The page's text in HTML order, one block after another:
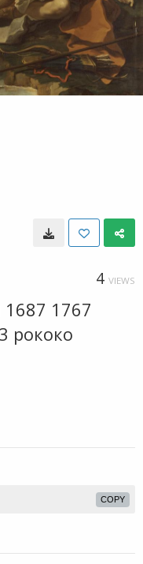
4 VIEWS
1767
рококо
COPY